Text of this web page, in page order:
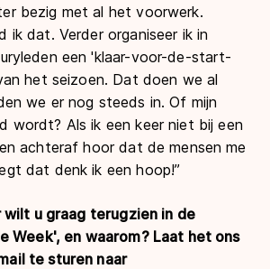
bezig met al het voorwerk.
ik dat. Verder organiseer ik in
een 'klaar-voor-de-start-
het seizoen. Dat doen we al
we er nog steeds in. Of mijn
wordt? Als ik een keer niet bij een
achteraf hoor dat de mensen me
dat denk ik een hoop!”
u graag terugzien in de
Week', en waarom? Laat het ons
te sturen naar